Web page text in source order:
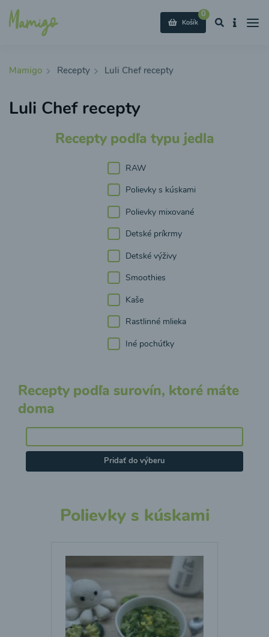
0
Košík
Mamigo Recepty Luli Chef recepty
Luli Chef recepty
Recepty podľa typu jedla
RAW
Polievky s kúskami
Polievky mixované
Detské príkrmy
Detské výživy
Smoothies
Kaše
Rastlinné mlieka
Iné pochúťky
Recepty podľa surovín, ktoré máte
doma
Pridať do výberu
Polievky s kúskami